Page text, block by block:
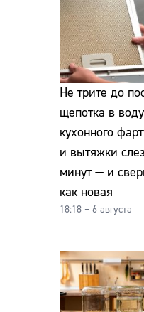
Не трите до
щепотка в
кухонного
и вытяжки
минут — и
как новая
18:18 – 6 августа